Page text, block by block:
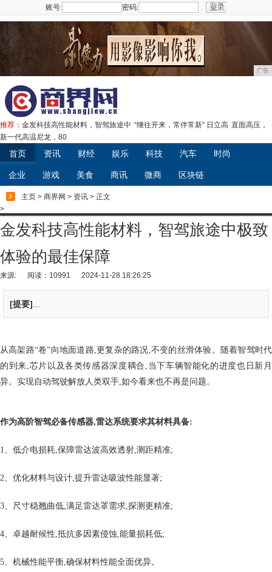
账号: 密码:
广告
推荐： 金发科技高性能材料，智驾旅途中 “继往开来，常伴常新” 日立高 直面高压，
新一代高温尼龙，80
首页 资讯 财经 娱乐 科技 汽车 时尚
企业 游戏 美食 商讯 微商 区块链
主页 > 商界网 > 资讯 > 正文
>
金发科技高性能材料，智驾旅途中极致
体验的最佳保障
来源: 阅读：10991 2024-11-28 18:26:25
[提要]
从高架路“卷”向地面道路,更复杂的路况,不变的丝滑体验。随着智驾时代
的到来,芯片以及各类传感器深度耦合,当下车辆智能化的进度也日新月
异。实现自动驾驶解放人类双手,如今看来也不再是问题。
作为高阶智驾必备传感器,雷达系统要求其材料具备:
1、低介电损耗,保障雷达波高效透射,测距精准;
2、优化材料与设计,提升雷达吸波性能显著;
3、尺寸稳翘曲低,满足雷达罩需求,探测更精准;
4、卓越耐候性,抵抗多因素侵蚀,能量损耗低;
5、机械性能平衡,确保材料性能全面优异。